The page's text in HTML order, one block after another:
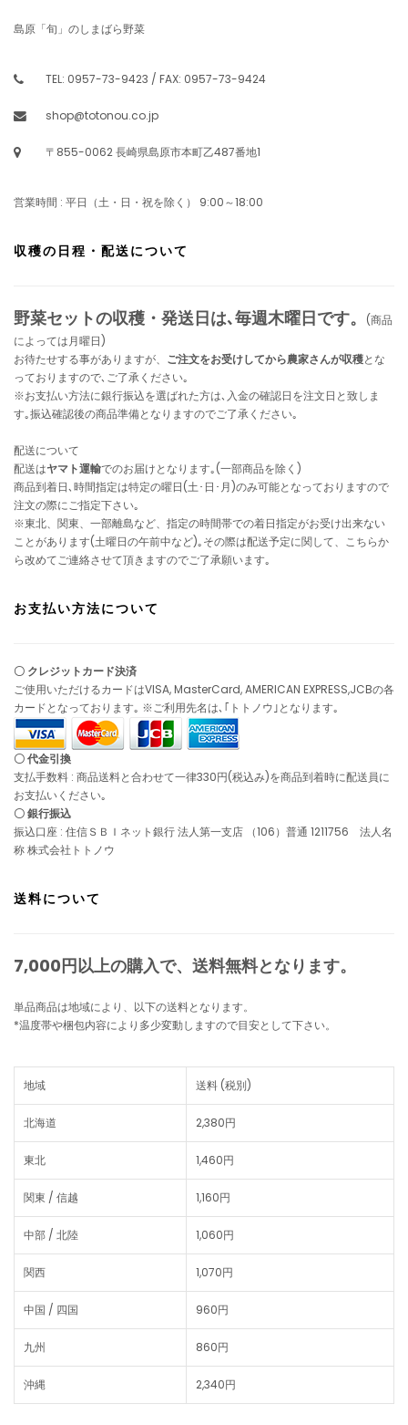
島原「旬」のしまばら野菜
TEL: 0957-73-9423 / FAX: 0957-73-9424
shop@totonou.co.jp
〒855-0062 長崎県島原市本町乙487番地1
営業時間 : 平日（土・日・祝を除く） 9:00～18:00
収穫の日程・配送について
野菜セットの収穫・発送日は､毎週木曜日です。
(商品
によっては月曜日)
お待たせする事がありますが、 ご注文をお受けしてから農家さんが収穫とな
っておりますので､ご了承ください｡
※お支払い方法に銀行振込を選ばれた方は､入金の確認日を注文日と致しま
す｡振込確認後の商品準備となりますのでご了承ください｡
配送について
配送はヤマト運輸でのお届けとなります｡(一部商品を除く)
商品到着日､時間指定は特定の曜日(土･日･月)のみ可能となっておりますので
注文の際にご指定下さい｡
※東北、関東、一部離島など、指定の時間帯での着日指定がお受け出来ない
ことがあります(土曜日の午前中など)｡その際は配送予定に関して、こちらか
ら改めてご連絡させて頂きますのでご了承願います｡
お支払い方法について
〇 クレジットカード決済
ご使用いただけるカードはVISA, MasterCard, AMERICAN EXPRESS,JCBの各
カードとなっております｡ ※ご利用先名は､｢トトノウ｣となります｡
〇 代金引換
支払手数料 : 商品送料と合わせて一律330円(税込み)を商品到着時に配送員に
お支払いください｡
〇 銀行振込
振込口座 : 住信ＳＢＩネット銀行 法人第一支店 （106）普通 1211756 法人名
称 株式会社トトノウ
送料について
7,000円以上の購入で、 送料無料となります。
単品商品は地域により、以下の送料となります。
*温度帯や梱包内容により多少変動しますので目安として下さい。
地域 送料 (税別)
北海道 2,380円
東北 1,460円
関東 / 信越 1,160円
中部 / 北陸 1,060円
関西 1,070円
中国 / 四国 960円
九州 860円
沖縄 2,340円